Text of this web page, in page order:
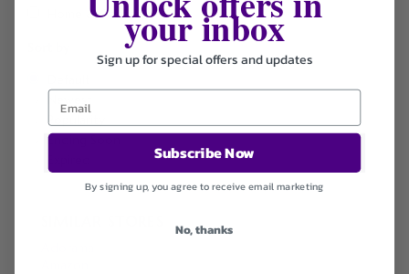
Home & Garden
Popularity
Ending Soon
your inbox
Sign up for special offers and updates
Subscribe Now
By signing up, you agree to receive email marketing
No, thanks